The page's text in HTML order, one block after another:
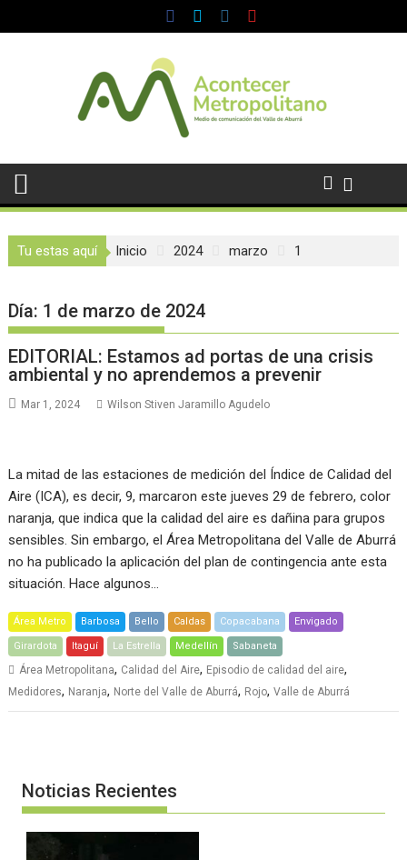
al
Tu estas aquí Inicio 2024 marzo 1
Día: 1 de marzo de 2024
EDITORIAL: Estamos ad portas de una crisis
ambiental y no aprendemos a prevenir
Mar 1, 2024 Wilson Stiven Jaramillo Agudelo
La mitad de las estaciones de medición del Índice de Calidad del
Aire (ICA), es decir, 9, marcaron este jueves 29 de febrero, color
naranja, que indica que la calidad del aire es dañina para grupos
sensibles. Sin embargo, el Área Metropolitana del Valle de Aburrá
no ha publicado la aplicación del plan de contingencia ante esta
situación. Hace algunos…
Área Metro Barbosa Bello Caldas Copacabana Envigado
Girardota Itaguí La Estrella Medellín Sabaneta
Área Metropolitana, Calidad del Aire, Episodio de calidad del aire,
Medidores, Naranja, Norte del Valle de Aburrá, Rojo,Valle de Aburrá
Noticias Recientes